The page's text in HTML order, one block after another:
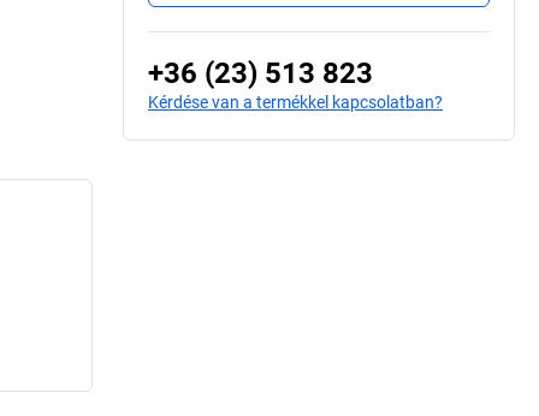
+36 (23) 513 823
Kérdése van a termékkel kapcsolatban?